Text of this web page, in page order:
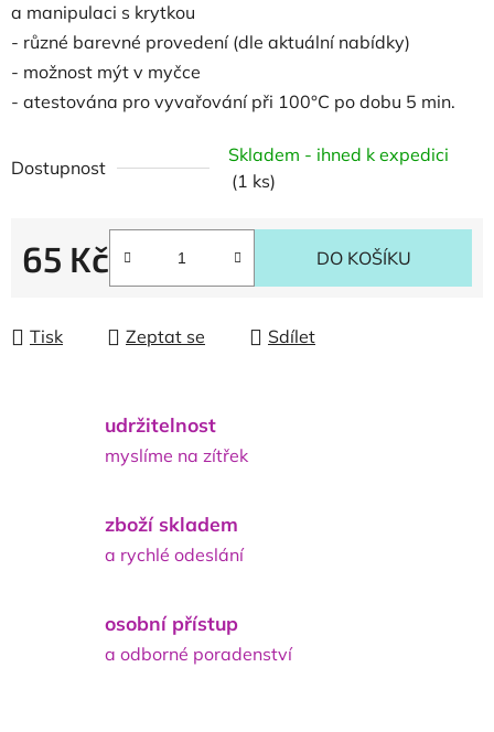
a manipulaci s krytkou
- různé barevné provedení (dle aktuální nabídky)
- možnost mýt v myčce
- atestována pro vyvařování při 100°C po dobu 5 min.
Dostupnost
Skladem - ihned k expedici
(1 ks)
65 Kč
Měrná cena:
DO KOŠÍKU
Tisk Zeptat se Sdílet
udržitelnost
myslíme na zítřek
zboží skladem
a rychlé odeslání
osobní přístup
a odborné poradenství